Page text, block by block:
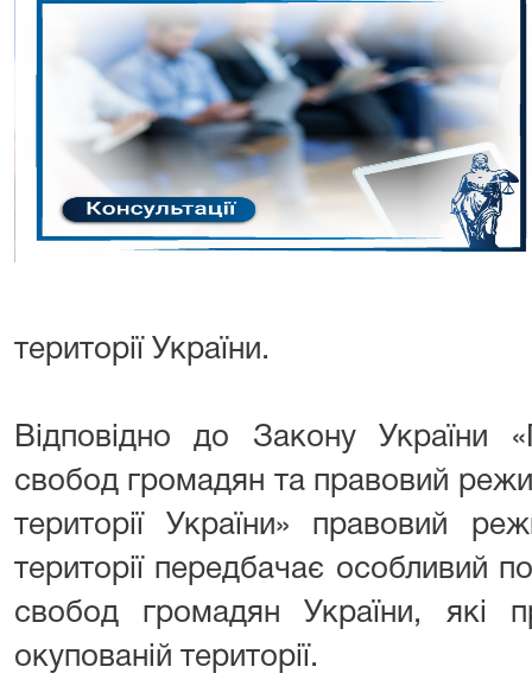
території України.
Відповідно до Закону України
свобод громадян та правовий
території України» правовий
території передбачає особливий
свобод громадян України, які
окупованій території.